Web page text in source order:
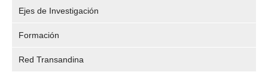
Ejes de Investigación
Formación
Red Transandina